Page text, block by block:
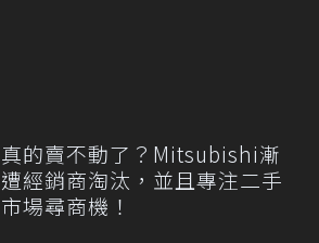
真的賣不動了？Mitsubishi漸
遭經銷商淘汰，並且專注二手
市場尋商機！